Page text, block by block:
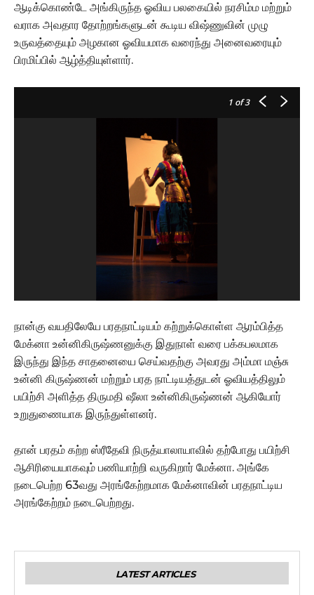
ஆடிக்கொண்டே அங்கிருந்த ஓவிய பலகையில் நரசிம்ம மற்றும்
வராக அவதார தோற்றங்களுடன் கூடிய விஷ்ணுவின் முழு
உருவத்தையும் அழகான ஓவியமாக வரைந்து அனைவரையும்
பிரமிப்பில் ஆழ்த்தியுள்ளார்.
1 of 3
நான்கு வயதிலேயே பரதநாட்டியம் கற்றுக்கொள்ள ஆரம்பித்த
மேக்னா உன்னிகிருஷ்ணனுக்கு இதுநாள் வரை பக்கபலமாக
இருந்து இந்த சாதனையை செய்வதற்கு அவரது அம்மா மஞ்சு
உன்னி கிருஷ்ணன் மற்றும் பரத நாட்டியத்துடன் ஓவியத்திலும்
பயிற்சி அளித்த திருமதி ஷீலா உன்னிகிருஷ்ணன் ஆகியோர்
உறுதுணையாக இருந்துள்ளனர்.
தான் பரதம் கற்ற ஸ்ரீதேவி நிருத்யாலாயாவில் தற்போது பயிற்சி
ஆசிரியையாகவும் பணியாற்றி வருகிறார் மேக்னா. அங்கே
நடைபெற்ற 63வது அரங்கேற்றமாக மேக்னாவின் பரதநாட்டிய
அரங்கேற்றம் நடைபெற்றது.
LATEST ARTICLES